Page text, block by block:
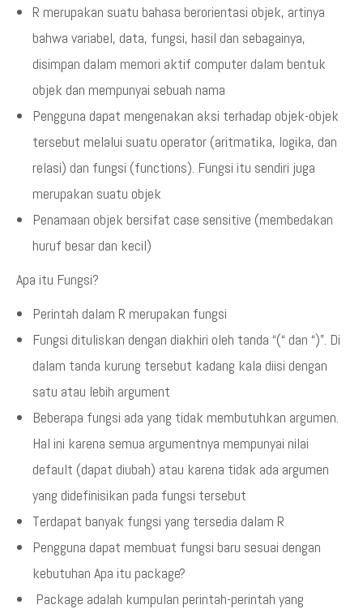
R merupakan suatu bahasa berorientasi objek, artinya
bahwa variabel, data, fungsi, hasil dan sebagainya,
disimpan dalam memori aktif computer dalam bentuk
objek dan mempunyai sebuah nama
Pengguna dapat mengenakan aksi terhadap objek-objek
tersebut melalui suatu operator (aritmatika, logika, dan
relasi) dan fungsi (functions). Fungsi itu sendiri juga
merupakan suatu objek
Penamaan objek bersifat case sensitive (membedakan
huruf besar dan kecil)
Apa itu Fungsi?
Perintah dalam R merupakan fungsi
Fungsi dituliskan dengan diakhiri oleh tanda “(“ dan “)”. Di
dalam tanda kurung tersebut kadang kala diisi dengan
satu atau lebih argument
Beberapa fungsi ada yang tidak membutuhkan argumen.
Hal ini karena semua argumentnya mempunyai nilai
default (dapat diubah) atau karena tidak ada argumen
yang didefinisikan pada fungsi tersebut
Terdapat banyak fungsi yang tersedia dalam R
Pengguna dapat membuat fungsi baru sesuai dengan
kebutuhan Apa itu package?
Package adalah kumpulan perintah-perintah yang